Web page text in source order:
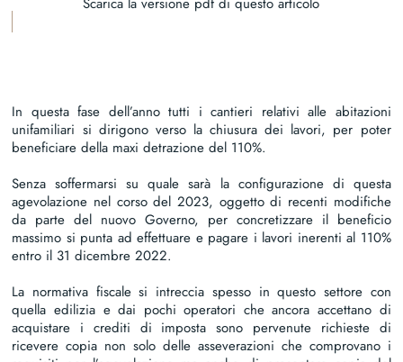
In questa fase dell’anno tutti i cantieri relativi alle abitazioni
unifamiliari si dirigono verso la chiusura dei lavori, per poter
beneficiare della maxi detrazione del 110%.
Senza soffermarsi su quale sarà la configurazione di questa
agevolazione nel corso del 2023, oggetto di recenti modifiche
da parte del nuovo Governo, per concretizzare il beneficio
massimo si punta ad effettuare e pagare i lavori inerenti al 110%
entro il 31 dicembre 2022.
La normativa fiscale si intreccia spesso in questo settore con
quella edilizia e dai pochi operatori che ancora accettano di
acquistare i crediti di imposta sono pervenute richieste di
ricevere copia non solo delle asseverazioni che comprovano i